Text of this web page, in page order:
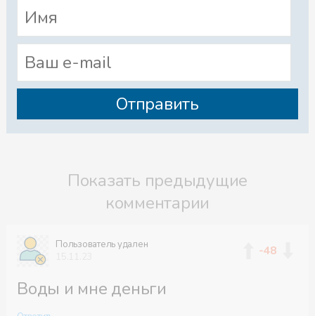
Показать предыдущие
комментарии
Пользователь удален
-48
Воды и мне деньги